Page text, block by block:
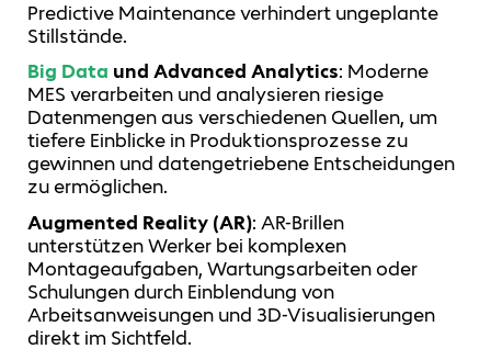
Predictive Maintenance verhindert ungeplante
Stillstände.
Big Data und Advanced Analytics: Moderne
MES verarbeiten und analysieren riesige
Datenmengen aus verschiedenen Quellen, um
tiefere Einblicke in Produktionsprozesse zu
gewinnen und datengetriebene Entscheidungen
zu ermöglichen.
Augmented Reality (AR): AR-Brillen
unterstützen Werker bei komplexen
Montageaufgaben, Wartungsarbeiten oder
Schulungen durch Einblendung von
Arbeitsanweisungen und 3D-Visualisierungen
direkt im Sichtfeld.